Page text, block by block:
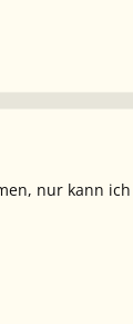
nur kann